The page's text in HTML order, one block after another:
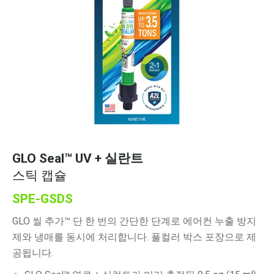
GLO Seal™ UV + 실란트
스틱 캡슐
SPE-GSDS
GLO 씰 추가™ 단 한 번의 간단한 단계로 에어컨 누출 방지
제와 냉매를 동시에 처리합니다. 풀컬러 박스 포장으로 제
공됩니다.